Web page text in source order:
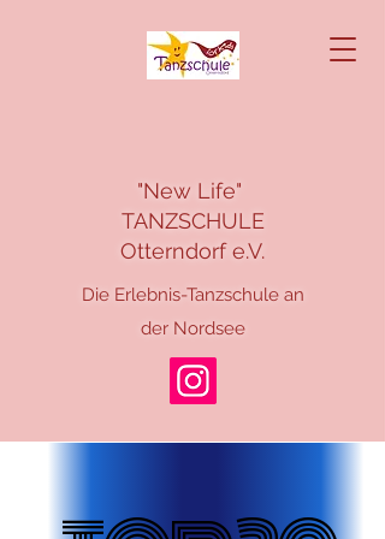
"New Life"
TANZSCHULE
Otterndorf e.V.
Die Erlebnis-Tanzschule an
der Nordsee